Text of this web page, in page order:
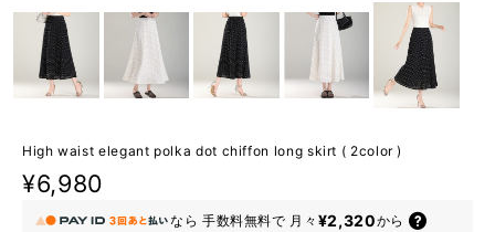
High waist elegant polka dot chiffon long skirt ( 2color )
¥6,980
なら 手数料無料で 月々 ¥2,320から